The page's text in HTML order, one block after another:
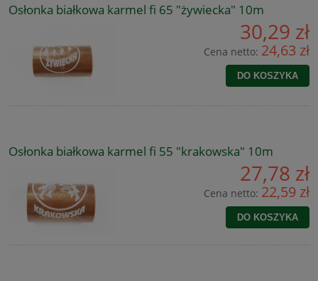
Osłonka białkowa karmel fi 65 "żywiecka" 10m
30,29 zł
Cena netto: 24,63 zł
DO KOSZYKA
Osłonka białkowa karmel fi 55 "krakowska" 10m
27,78 zł
Cena netto: 22,59 zł
DO KOSZYKA